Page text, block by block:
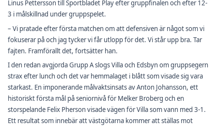
Linus Pettersson till Sportbladet Play efter gruppfinalen och efter 12-
3 i målskillnad under gruppspelet.
– Vi pratade efter första matchen om att defensiven är något som vi
fokuserar på och jag tycker vi får utlopp för det. Vi står upp bra. Tar
fajten. Framförallt det, fortsätter han.
I den redan avgjorda Grupp A slogs Villa och Edsbyn om gruppsegern
strax efter lunch och det var hemmalaget i blått som visade sig vara
starkast. En imponerande målvaktsinsats av Anton Johansson, ett
historiskt första mål på seniornivå för Melker Broberg och en
storspelande Felix Pherson visade vägen för Villa som vann med 3-1.
Ett resultat som innebär att västgötarna kommer att ställas mot